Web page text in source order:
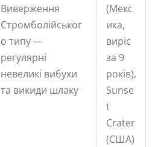
Виверження
Стромболійськог
о типу —
регулярні
невеликі вибухи
та викиди шлаку
(Мекс
ика,
виріс
за 9
років),
Sunse
t
Crater
(США)